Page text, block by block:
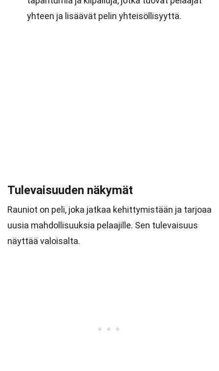
yhteen ja lisäävät pelin yhteisöllisyyttä.
Tulevaisuuden näkymät
Rauniot on peli, joka jatkaa kehittymistään ja tarjoaa
uusia mahdollisuuksia pelaajille. Sen tulevaisuus
näyttää valoisalta.